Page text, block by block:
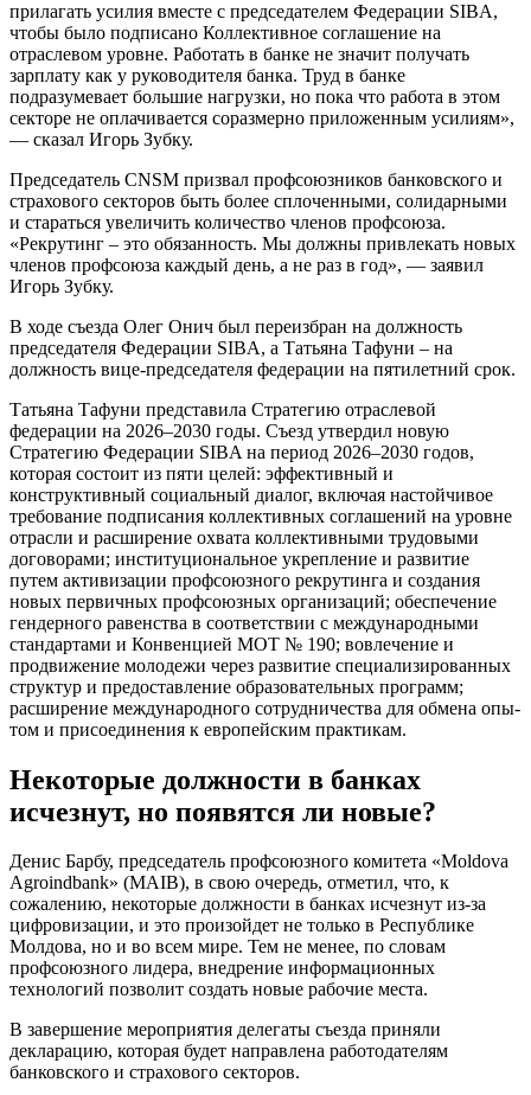
прилагать усилия вместе с председателем Федера­ции SIBA,
чтобы было подписано Коллек­тивное соглашение на
отраслевом уровне. Работать в банке не значит получать
зарплату как у руководителя банка. Труд в банке
подразумевает большие нагрузки, но пока что работа в этом
секторе не оплачи­вается соразмерно приложенным усилиям»,
— сказал Игорь Зубку.
Председатель CNSM призвал профсоюз­ников банковского и
страхового секторов быть более сплоченными, солидарными
и стараться увеличить количество членов профсоюза.
«Рекрутинг ‒ это обязанность. Мы должны привлекать новых
членов профсоюза каждый день, а не раз в год», — заявил
Игорь Зубку.
В ходе съезда Олег Онич был переизбран на должность
председателя Федера­ции SIBA, а Татьяна Тафуни ‒ на
должность вице-председателя федерации на пятилет­ний срок.
Татьяна Тафуни представила Стратегию отраслевой
федерации на 2026–2030 годы. Съезд утвердил новую
Стратегию Феде­рации SIBA на период 2026–2030 годов,
которая состоит из пяти целей: эффектив­ный и
конструктивный социальный диалог, включая настойчивое
требование подпи­сания коллективных соглашений на уровне
отрасли и расширение охвата коллективными трудовыми
договорами; институци­ональное укрепление и развитие
путем активизации профсоюзного рекрутинга и создания
новых первичных профсоюз­ных организаций; обеспечение
гендерного равенства в соответствии с междуна­родными
стандартами и Конвенцией МОТ № 190; вовлечение и
продвижение моло­дежи через развитие специализированных
структур и предоставление образова­тельных программ;
расширение междуна­родного сотрудничества для обмена опы­
том и присоединения к европейским прак­тикам.
Некоторые должности в банках
исчезнут, но появятся ли новые?
Денис Барбу, председатель профсоюзного комитета «Moldova
Agroindbank» (MAIB), в свою очередь, отметил, что, к
сожалению, некоторые должности в банках исчезнут из-за
цифровизации, и это про­изойдет не только в Республике
Молдова, но и во всем мире. Тем не менее, по словам
профсоюзного лидера, внедрение инфор­мационных
технологий позволит создать новые рабочие места.
В завершение мероприятия делегаты съезда приняли
декларацию, которая будет направлена работодателям
банковского и страхового секторов.